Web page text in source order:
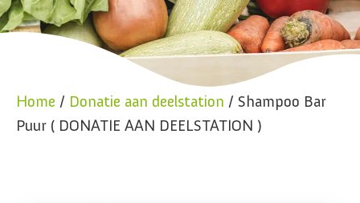
Home / Donatie aan deelstation / Shampoo Bar
Puur ( DONATIE AAN DEELSTATION )